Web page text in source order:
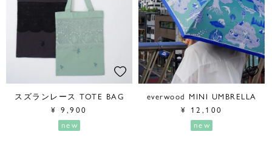
スズランレース TOTE BAG
¥ 9,900
new
everwood MINI UMBRELLA
¥ 12,100
new